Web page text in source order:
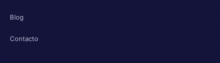
Blog
Contacto